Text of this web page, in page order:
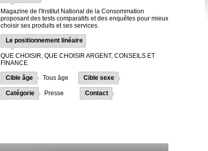
Magazine de l'Institut National de la Consommation
proposant des tests comparatifs et des enquêtes pour mieux
choisir ses produits et ses services.
Le positionnement linéaire
QUE CHOISIR, QUE CHOISIR ARGENT, CONSEILS ET
FINANCE
Cible âge Tous âge Cible sexe
Catégorie Presse Contact